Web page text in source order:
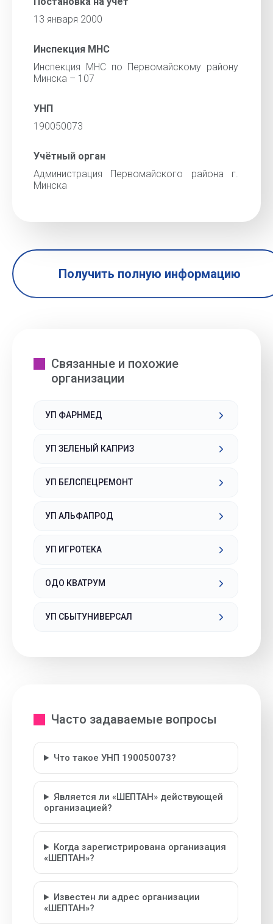
13 января 2000
Инспекция МНС
Инспекция МНС по Первомайскому району
Минска – 107
УНП
190050073
Учётный орган
Администрация Первомайского района г.
Минска
Получить полную информацию
Связанные и похожие
организации
УП ФАРНМЕД
УП ЗЕЛЕНЫЙ КАПРИЗ
УП БЕЛСПЕЦРЕМОНТ
УП АЛЬФАПРОД
УП ИГРОТЕКА
ОДО КВАТРУМ
УП СБЫТУНИВЕРСАЛ
Часто задаваемые вопросы
Что такое УНП 190050073?
Является ли «ШЕПТАН» действующей
организацией?
Когда зарегистрирована организация
«ШЕПТАН»?
Известен ли адрес организации
«ШЕПТАН»?